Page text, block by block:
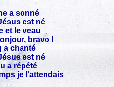
a sonné
est né
et le veau
bravo !
a chanté
est né
a répété
je l'attendais